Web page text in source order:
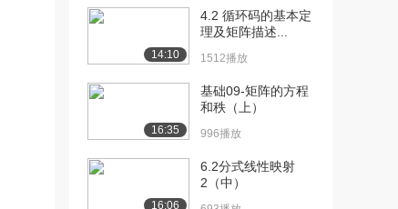
[10] 2.2函数无穷小与极限
（三）（下）
1416播放
[11] 2.2函数无穷小与极限
（四）（上）
1827播放
[12] 2.2函数无穷小与极限
（四）（下）
07:31
14:10
4.2 循环码的基本定
理及矩阵描述...
1512播放
16:35
基础09-矩阵的方程
和秩（上）
996播放
16:06
6.2分式线性映射
2（中）